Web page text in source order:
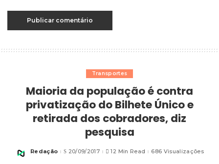
Transportes
Maioria da população é contra
privatização do Bilhete Único e
retirada dos cobradores, diz
pesquisa
Posted
Redação 20/09/2017 12 Min Read 686 Visualizações